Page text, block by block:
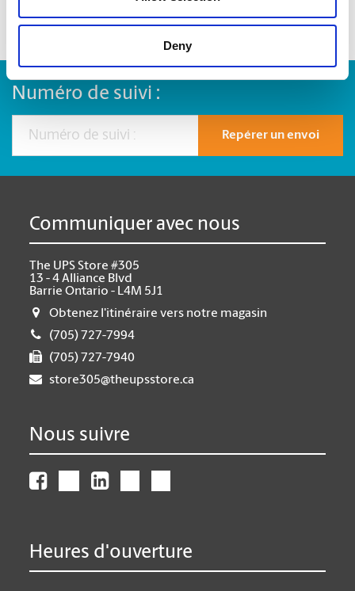
Deny
Numéro de suivi :
Repérer un envoi
Communiquer avec nous
The UPS Store #305
13 - 4 Alliance Blvd
Barrie Ontario - L4M 5J1
Obtenez l'itinéraire vers notre magasin
(705) 727-7994
(705) 727-7940
store305@theupsstore.ca
Nous suivre
Heures d'ouverture